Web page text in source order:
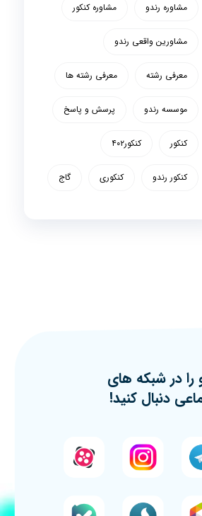
مشاوره رندو مشاوره کنکور
مشاورین واقعی رندو
معرفی رشته معرفی رشته ها
موسسه رندو پرسش و پاسخ
کنکور کنکور۴۰۲
کنکور رندو کنکوری گاج
را در شبکه های
دنبال کنید!